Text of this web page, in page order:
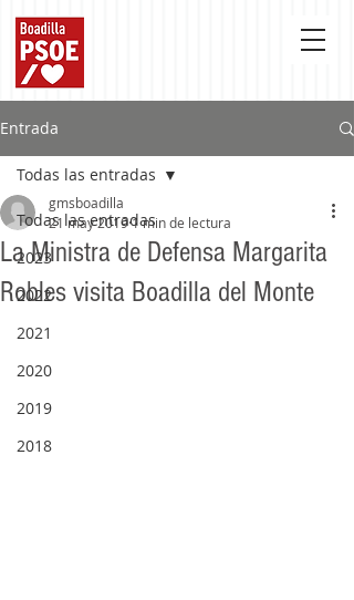
Entrada
Todas las entradas
2023
2022
2021
2020
2019
2018
Todas las entradas
La Ministra de Defensa Margarita
Robles visita Boadilla del Monte
gmsboadilla
21 may 20191 min de lectura